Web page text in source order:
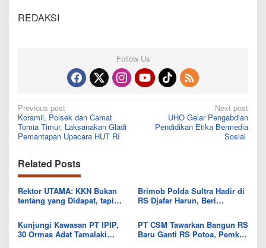
REDAKSI
Follow Us
Post
navigation
Previous post
Koramil, Polsek dan Camat
Tomia Timur, Laksanakan Gladi
Pemantapan Upacara HUT RI
Next post
UHO Gelar Pengabdian
Pendidikan Etika Bermedia
Sosial
Related Posts
Rektor UTAMA: KKN Bukan
tentang yang Didapat, tapi
Brimob Polda Sultra Hadir di
RS Djafar Harun, Beri
Kunjungi Kawasan PT IPIP,
30 Ormas Adat Tamalaki
PT CSM Tawarkan Bangun RS
Baru Ganti RS Potoa, Pemkab